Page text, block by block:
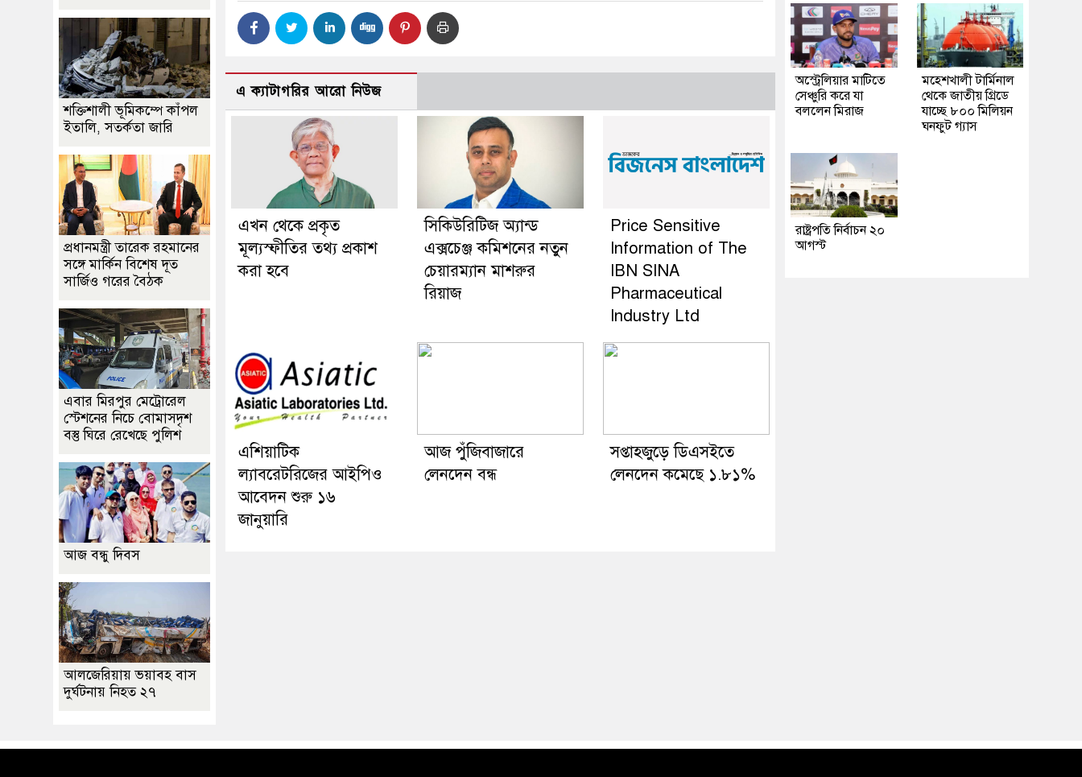
এ ক্যাটাগরির আরো নিউজ
এখন থেকে প্রকৃত
মূল্যস্ফীতির তথ্য প্রকাশ
করা হবে
সিকিউরিটিজ অ্যান্ড
এক্সচেঞ্জ কমিশনের নতুন
চেয়ারম্যান মাশরুর
রিয়াজ
Price Sensitive
Information of The
IBN SINA
Pharmaceutical
Industry Ltd
এশিয়াটিক
ল্যাবরেটরিজের আইপিও
আবেদন শুরু ১৬
জানুয়ারি
আজ পুঁজিবাজারে
লেনদেন বন্ধ
সপ্তাহজুড়ে ডিএসইতে
লেনদেন কমেছে ১.৮১%
শক্তিশালী ভূমিকম্পে কাঁপল
ইতালি, সতর্কতা জারি
প্রধানমন্ত্রী তারেক রহমানের
সঙ্গে মার্কিন বিশেষ দূত
সার্জিও গরের বৈঠক
এবার মিরপুর মেট্রোরেল
স্টেশনের নিচে বোমাসদৃশ
বস্তু ঘিরে রেখেছে পুলিশ
আজ বন্ধু দিবস
আলজেরিয়ায় ভয়াবহ বাস
দুর্ঘটনায় নিহত ২৭
অস্ট্রেলিয়ার মাটিতে
সেঞ্চুরি করে যা
বললেন মিরাজ
মহেশখালী টার্মিনাল
থেকে জাতীয় গ্রিডে
যাচ্ছে ৮০০ মিলিয়ন
ঘনফুট গ্যাস
রাষ্ট্রপতি নির্বাচন ২০
আগস্ট